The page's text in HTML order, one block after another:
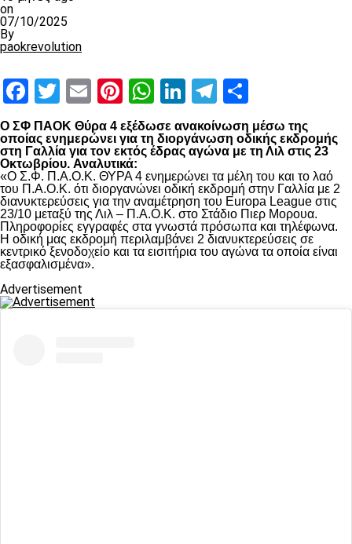
on
07/10/2025
By
paokrevolution
Facebook
Twitter
EmailPinterest
WhatsApp
LinkedIn
Telegram
Ο ΣΦ ΠΑΟΚ Θύρα 4 εξέδωσε ανακοίνωση μέσω της
οποίας ενημερώνει για τη διοργάνωση οδικής εκδρομής
στη Γαλλία για τον εκτός έδρας αγώνα με τη Λιλ στις 23
Οκτωβρίου. Αναλυτικά:
«Ο Σ.Φ. Π.Α.Ο.Κ. ΘΥΡΑ 4 ενημερώνει τα μέλη του και το λαό
του Π.Α.Ο.Κ. ότι διοργανώνει οδική εκδρομή στην Γαλλία με 2
διανυκτερεύσεις για την αναμέτρηση του Europa League στις
23/10 μεταξύ της Λιλ – Π.Α.Ο.Κ. στο Στάδιο Πιερ Μορουα.
Πληροφορίες εγγραφές στα γνωστά πρόσωπα και τηλέφωνα.
Η οδική μας εκδρομή περιλαμβάνει 2 διανυκτερεύσεις σε
κεντρικό ξενοδοχείο και τα εισιτήρια του αγώνα τα οποία είναι
εξασφαλισμένα».
Advertisement